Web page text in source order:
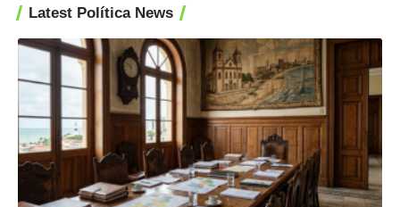
Latest Política News